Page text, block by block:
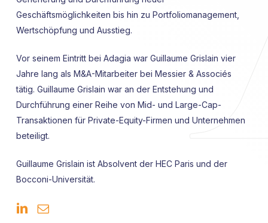
Geschäftsmöglichkeiten bis hin zu Portfoliomanagement,
Wertschöpfung und Ausstieg.
Vor seinem Eintritt bei Adagia war Guillaume Grislain vier
Jahre lang als M&A-Mitarbeiter bei Messier & Associés
tätig. Guillaume Grislain war an der Entstehung und
Durchführung einer Reihe von Mid- und Large-Cap-
Transaktionen für Private-Equity-Firmen und Unternehmen
beteiligt.
Guillaume Grislain ist Absolvent der HEC Paris und der
Bocconi-Universität.